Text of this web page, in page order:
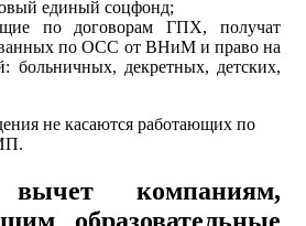
единый соцфонд;
по договорам ГПХ, получат
по ОСС от ВНиМ и право на
больничных, декретных, детских,
не касаются работающих по
вычет компаниям,